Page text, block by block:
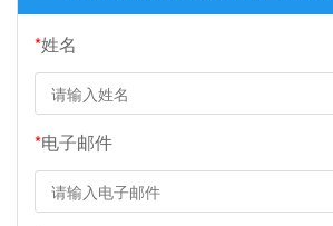
*姓名
*电子邮件